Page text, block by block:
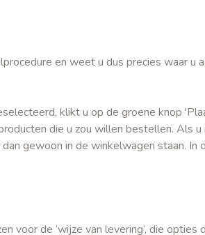
en weet u dus precies waar u
klikt u op de groene knop
die u zou willen bestellen. Als
gewoon in de winkelwagen staan. In
voor de ‘wijze van levering’, die opties